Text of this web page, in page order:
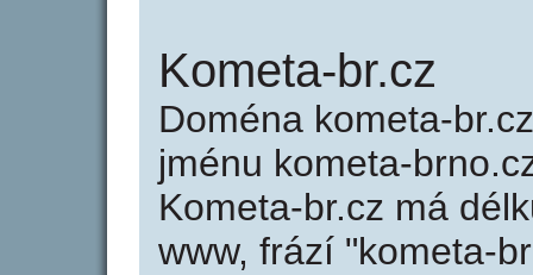
Kometa-br.cz
Doména kometa-
jménu kometa-
Kometa-br.cz má
www, frází "kometa-